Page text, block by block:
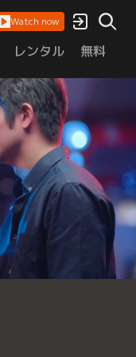
Watch now
レンタル 無料